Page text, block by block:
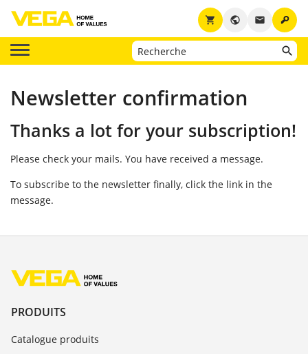
key
email
public
shopping_cart
Newsletter confirmation
Thanks a lot for your subscription!
Please check your mails. You have received a message.
To subscribe to the newsletter finally, click the link in the
message.
PRODUITS
Catalogue produits